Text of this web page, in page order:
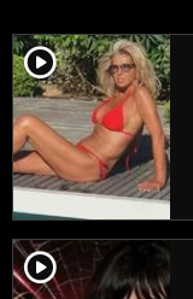
player2
player2